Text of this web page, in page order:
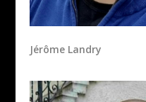
Jérôme Landry